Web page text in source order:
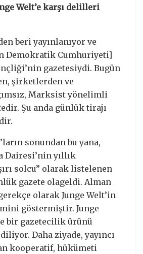
Welt’e karşı delilleri
beri yayınlanıyor ve
Demokratik Cumhuriyeti]
gazetesiydi. Bugün
şirketlerden ve
Marksist yönelimli
Şu anda günlük tirajı
sonundan bu yana,
Dairesi’nin yıllık
solcu” olarak listelenen
gazete olageldi. Alman
olarak Junge Welt’in
göstermiştir. Junge
bir gazetecilik ürünü
Daha ziyade, yayıncı
kooperatif, hükümeti